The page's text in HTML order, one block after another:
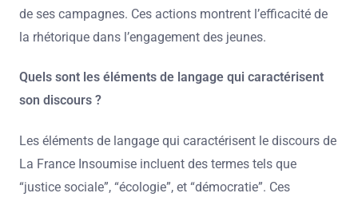
de ses campagnes. Ces actions montrent l’efficacité de
la rhétorique dans l’engagement des jeunes.
Quels sont les éléments de langage qui caractérisent
son discours ?
Les éléments de langage qui caractérisent le discours de
La France Insoumise incluent des termes tels que
“justice sociale”, “écologie”, et “démocratie”. Ces